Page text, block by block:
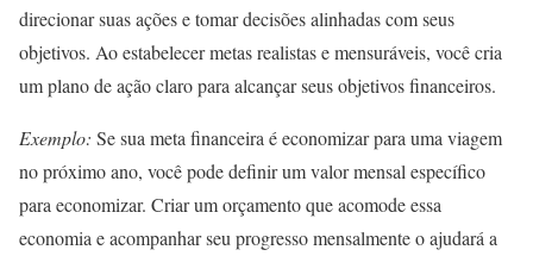
direcionar suas ações e tomar decisões alinhadas com seus
objetivos. Ao estabelecer metas realistas e mensuráveis, você cria
um plano de ação claro para alcançar seus objetivos financeiros.
Exemplo: Se sua meta financeira é economizar para uma viagem
no próximo ano, você pode definir um valor mensal específico
para economizar. Criar um orçamento que acomode essa
economia e acompanhar seu progresso mensalmente o ajudará a